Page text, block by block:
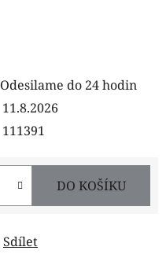
Odesilame do 24 hodin
11.8.2026
111391
DO KOŠÍKU
Sdílet